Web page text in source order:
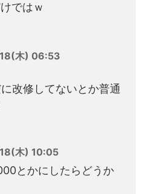
ではｗ
木) 06:53
改修してないとか普通
木) 10:05
とかにしたらどうか